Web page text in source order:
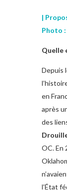
|
Photo :
Quelle
Depuis
en
après
des
OC. En
l’État